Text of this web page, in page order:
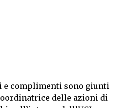
e complimenti sono giunti
delle azioni di